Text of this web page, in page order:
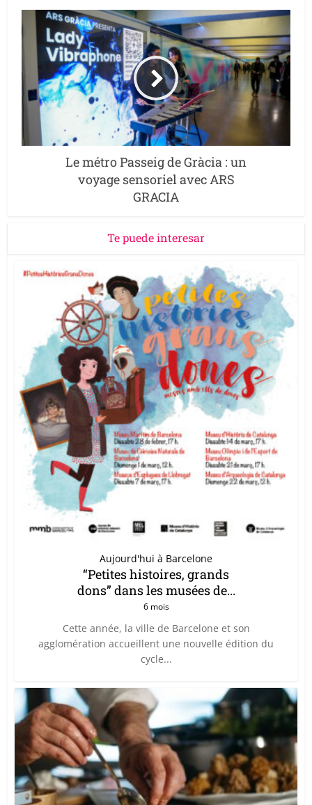
Le métro Passeig de Gràcia : un
voyage sensoriel avec ARS
GRACIA
Te puede interesar
Aujourd'hui à Barcelone
“Petites histoires, grands
dons” dans les musées de...
6 mois
Cette année, la ville de Barcelone et son
agglomération accueillent une nouvelle édition du
cycle...